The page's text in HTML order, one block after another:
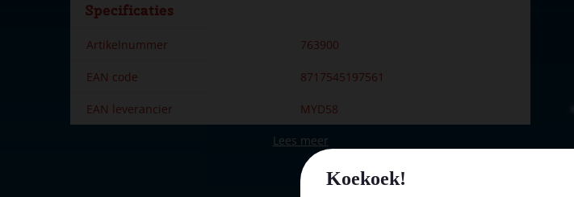
Koekoek!
Specificaties
Artikelnummer 763900
EAN code 8717545197561
EAN leverancier MYD58
My Village
9.59
Lees meer